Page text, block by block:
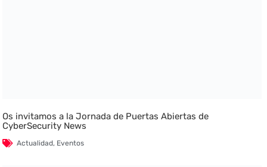
Os invitamos a la Jornada de Puertas Abiertas de
CyberSecurity News
Actualidad, Eventos